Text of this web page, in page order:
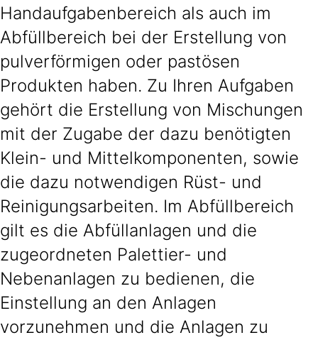
Handaufgabenbereich als auch im
Abfüllbereich bei der Erstellung von
pulverförmigen oder pastösen
Produkten haben. Zu Ihren Aufgaben
gehört die Erstellung von Mischungen
mit der Zugabe der dazu benötigten
Klein- und Mittelkomponenten, sowie
die dazu notwendigen Rüst- und
Reinigungsarbeiten. Im Abfüllbereich
gilt es die Abfüllanlagen und die
zugeordneten Palettier- und
Nebenanlagen zu bedienen, die
Einstellung an den Anlagen
vorzunehmen und die Anlagen zu